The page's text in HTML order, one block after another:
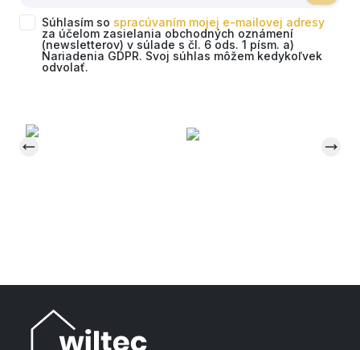
Súhlasím so spracúvaním mojej e-mailovej adresy
za účelom zasielania obchodných oznámení
(newsletterov) v súlade s čl. 6 ods. 1 písm. a)
Nariadenia GDPR. Svoj súhlas môžem kedykoľvek
odvolať.